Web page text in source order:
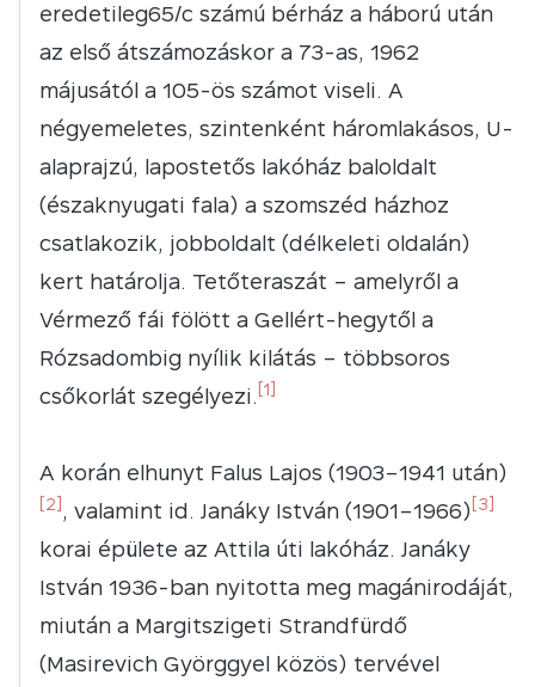
eredetileg65/c számú bérház a háború után
az első átszámozáskor a 73-as, 1962
májusától a 105-ös számot viseli. A
négyemeletes, szintenként háromlakásos, U-
alaprajzú, lapostetős lakóház baloldalt
(északnyugati fala) a szomszéd házhoz
csatlakozik, jobboldalt (délkeleti oldalán)
kert határolja. Tetőteraszát – amelyről a
Vérmező fái fölött a Gellért-hegytől a
Rózsadombig nyílik kilátás – többsoros
csőkorlát szegélyezi. [1]
A korán elhunyt Falus Lajos (1903–1941 után)
[2] , valamint id. Janáky István (1901–1966) [3]
korai épülete az Attila úti lakóház. Janáky
István 1936-ban nyitotta meg magánirodáját,
miután a Margitszigeti Strandfürdő
(Masirevich Györggyel közös) tervével